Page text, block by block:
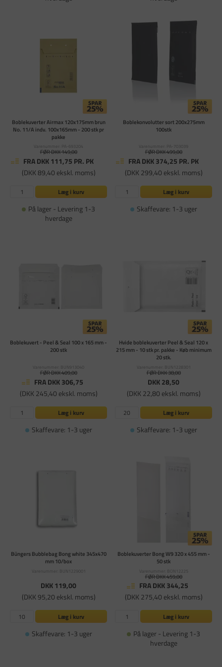
Boblekuverter Airmax 120x175mm brun
No. 11/A indv. 100x165mm - 200 stk pr
pakke
Varenummer: PA-693204
FØR DKK 149,00
FRA DKK 111,75 PR. PK
(DKK 89,40 ekskl. moms)
Læg i kurv
På lager - Levering 1-3
hverdage
Boblekonvolutter sort 200x275mm
100stk
Varenummer: PA-703039
FØR DKK 499,00
FRA DKK 374,25 PR. PK
(DKK 299,40 ekskl. moms)
Læg i kurv
Skaffevare: 1-3 uger
Boblekuvert - Peel & Seal 100 x 165 mm -
200 stk
Varenummer: BUN913040
FØR DKK 409,00
FRA DKK 306,75
(DKK 245,40 ekskl. moms)
Læg i kurv
Skaffevare: 1-3 uger
Hvide boblekuverter Peel & Seal 120 x
215 mm - 10 stk pr. pakke - Køb minimum
20 stk.
Varenummer: BUN1228301
FØR DKK 38,00
DKK 28,50
(DKK 22,80 ekskl. moms)
Læg i kurv
Skaffevare: 1-3 uger
Büngers Bubblebag Bong white 345x470
mm 10/box
Varenummer: BUN1229001
DKK 119,00
(DKK 95,20 ekskl. moms)
Læg i kurv
Skaffevare: 1-3 uger
Boblekuverter Bong W9 320 x 455 mm -
50 stk
Varenummer: BON12225
FØR DKK 459,00
FRA DKK 344,25
(DKK 275,40 ekskl. moms)
Læg i kurv
På lager - Levering 1-3
hverdage